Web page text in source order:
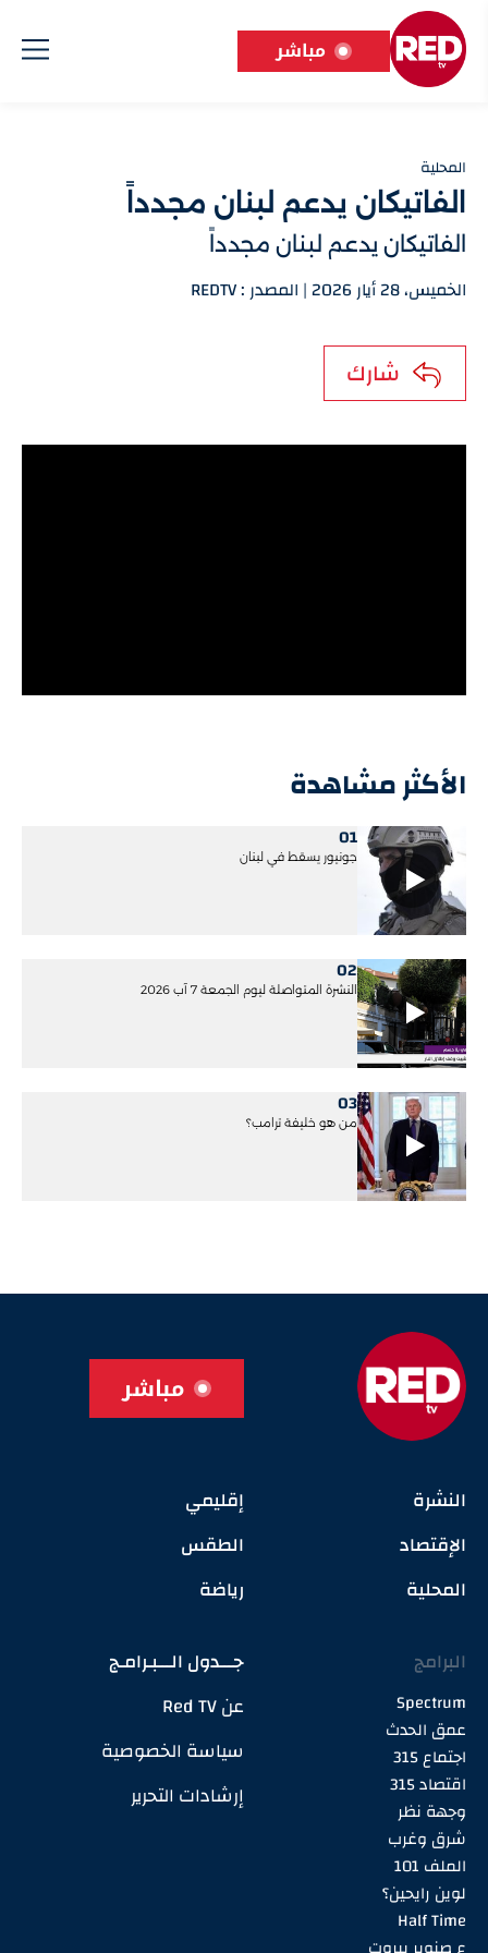
مباشر
المحلية
الفاتيكان يدعم لبنان مجدداً
الفاتيكان يدعم لبنان مجدداً
الخميس، 28 أيار 2026 | المصدر : REDTV
شارك
الأكثر مشاهدة
01
جونيور يسقط في لبنان
02
النشرة المتواصلة ليوم الجمعة 7 آب 2026
03
من هو خليفة ترامب؟
مباشر
النشرة
الإقتصاد
المحلية
إقليمي
الطقس
رياضة
البرامج
Spectrum
عمق الحدث
اجتماع 315
اقتصاد 315
وجهة نظر
شرق وغرب
الملف 101
لوين رايحين؟
Half Time
جـــدول الـــبـرامـج
عن Red TV
سياسة الخصوصية
إرشادات التحرير